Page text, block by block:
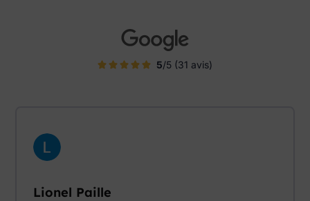
5/5 (31 avis)
Lionel Paille